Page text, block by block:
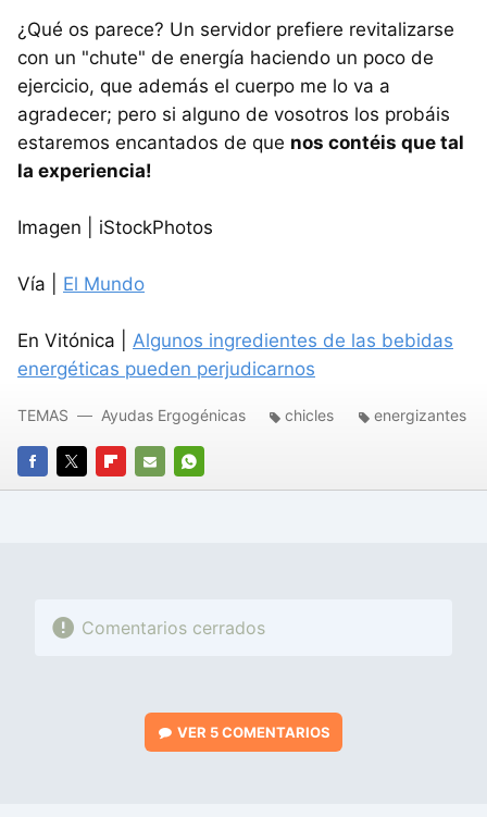
¿Qué os parece? Un servidor prefiere revitalizarse
con un "chute" de energía haciendo un poco de
ejercicio, que además el cuerpo me lo va a
agradecer; pero si alguno de vosotros los probáis
estaremos encantados de que nos contéis que tal
la experiencia!
Imagen | iStockPhotos
Vía | El Mundo
En Vitónica | Algunos ingredientes de las bebidas
energéticas pueden perjudicarnos
FACEBOOK
TWITTERFLIPBOARD
E-
WHATSAPP
TEMAS Ayudas Ergogénicas chicles energizantes
Comentarios cerrados
VER 5 COMENTARIOS